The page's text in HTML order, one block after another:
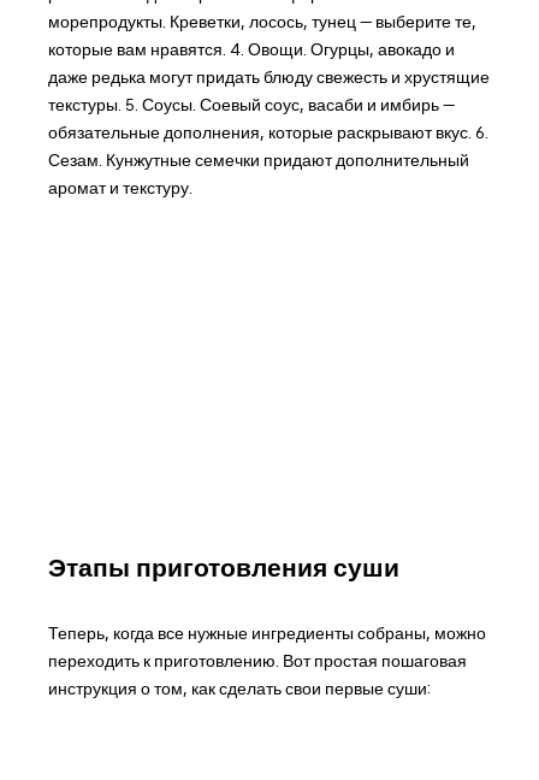
морепродукты. Креветки, лосось, тунец — выберите те,
которые вам нравятся. 4. Овощи. Огурцы, авокадо и
даже редька могут придать блюду свежесть и хрустящие
текстуры. 5. Соусы. Соевый соус, васаби и имбирь —
обязательные дополнения, которые раскрывают вкус. 6.
Сезам. Кунжутные семечки придают дополнительный
аромат и текстуру.
Этапы приготовления суши
Теперь, когда все нужные ингредиенты собраны, можно
переходить к приготовлению. Вот простая пошаговая
инструкция о том, как сделать свои первые суши: